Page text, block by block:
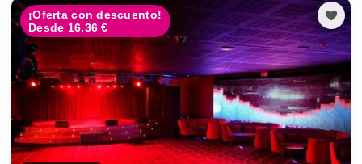
¡Oferta con descuento!
Desde 16.36 €